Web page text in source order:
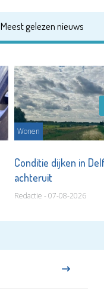
Meest gelezen nieuws
Wonen
Conditie dijken in
achteruit
Redactie - 07-08-2026